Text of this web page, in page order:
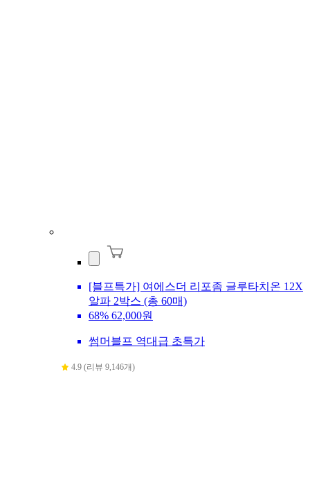
[블프특가] 여에스더 리포좀 글루타치온 12X
알파 2박스 (총 60매)
68% 62,000원
썸머블프 역대급 초특가
4.9 (리뷰 9,146개)